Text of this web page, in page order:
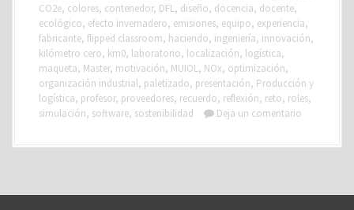
CO2e, colores, contenedor, DFL, diseño, docencia, docente,
ecológico, efecto invernadero, emisiones, equipo, experiencia,
fabricante, flipped classroom, haciendo, ingeniería, innovación,
kilómetro cero, km0, laboratorio, localización, logística,
maqueta, Master, motivación, MUIOL, NOx, optimización,
organización industrial, paletizado, presentación, Producción y
logística, profesor, proveedores, recuerdo, reflexión, reto, roles,
simulación, software, sostenibilidad Deja un comentario